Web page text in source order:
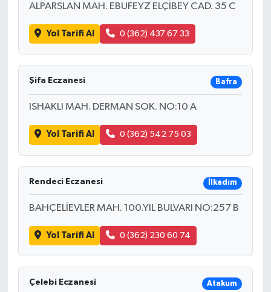
ALPARSLAN MAH. EBUFEYZ ELÇİBEY CAD. 35 C
Yol Tarifi Al 0 (362) 437 67 33
Şifa Eczanesi Bafra
ISHAKLI MAH. DERMAN SOK. NO:10 A
Yol Tarifi Al 0 (362) 542 75 03
Rendeci Eczanesi İlkadım
BAHÇELİEVLER MAH. 100.YIL BULVARI NO:257 B
Yol Tarifi Al 0 (362) 230 60 74
Çelebi Eczanesi Atakum